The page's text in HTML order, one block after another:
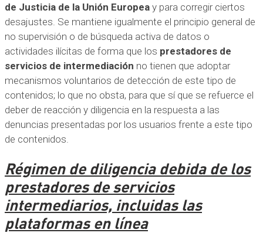
de Justicia de la Unión Europea y para corregir ciertos
desajustes. Se mantiene igualmente el principio general de
no supervisión o de búsqueda activa de datos o
actividades ilícitas de forma que los prestadores de
servicios de intermediación no tienen que adoptar
mecanismos voluntarios de detección de este tipo de
contenidos; lo que no obsta, para que sí que se refuerce el
deber de reacción y diligencia en la respuesta a las
denuncias presentadas por los usuarios frente a este tipo
de contenidos.
Régimen de diligencia debida de los
prestadores de servicios
intermediarios, incluidas las
plataformas en línea